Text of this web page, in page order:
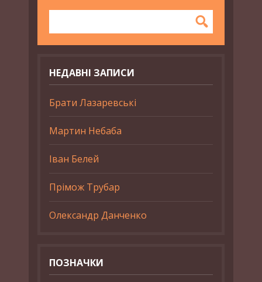
НЕДАВНІ ЗАПИСИ
Брати Лазаревські
Мартин Небаба
Іван Белей
Прімож Трубар
Олександр Данченко
ПОЗНАЧКИ